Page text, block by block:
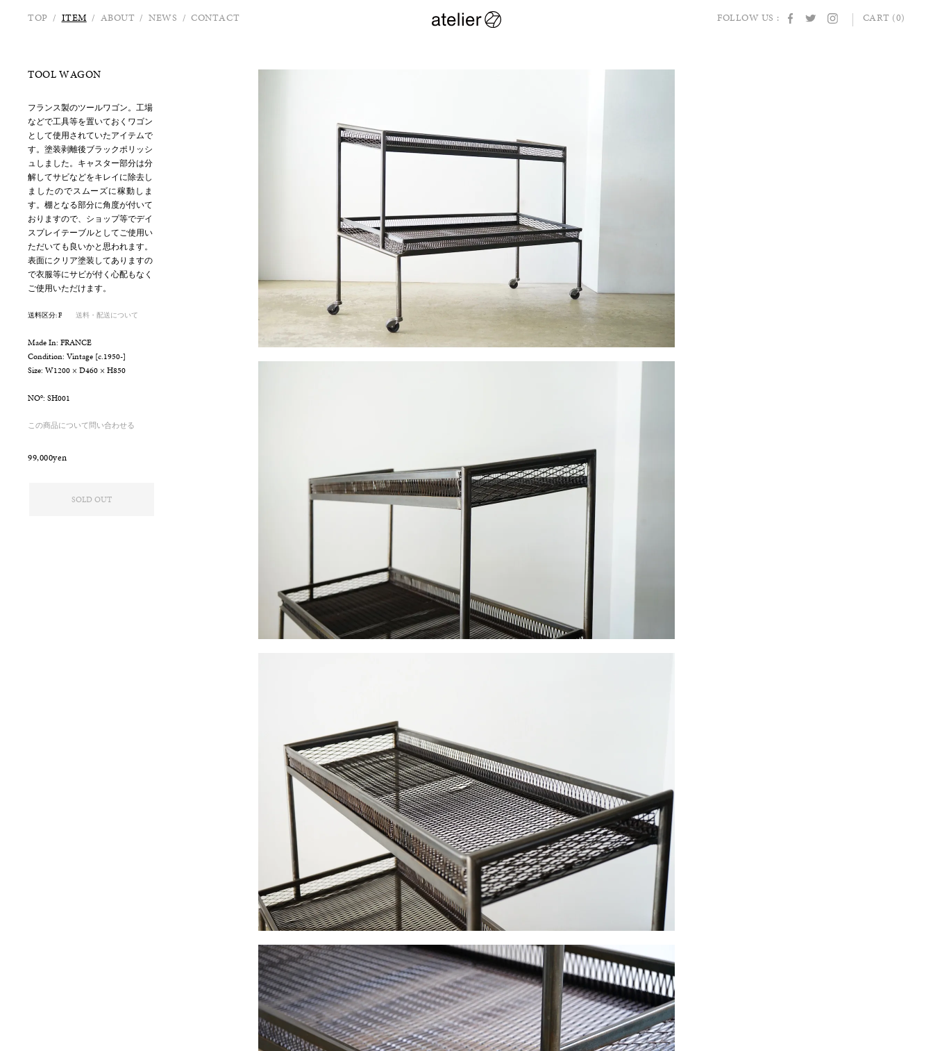
TOP / ITEM / ABOUT /NEWS /CONTACT FOLLOW US : CART (0)
TOOL WAGON
フランス製のツールワゴン。工場
などで工具等を置いておくワゴン
として使用されていたアイテムで
す。塗装剥離後ブラックポリッシ
ュしました。キャスター部分は分
解してサビなどをキレイに除去し
ましたのでスムーズに稼動しま
す。棚となる部分に角度が付いて
おりますので、ショップ等でデイ
スプレイテーブルとしてご使用い
ただいても良いかと思われます。
表面にクリア塗装してありますの
で衣服等にサビが付く心配もなく
ご使用いただけます。
送料区分: F 送料・配送について
Made In: FRANCE
Condition: Vintage [c.1950-]
Size: W1200 × D460 × H850
NOo: SH001
この商品について問い合わせる
99,000yen
SOLD OUT